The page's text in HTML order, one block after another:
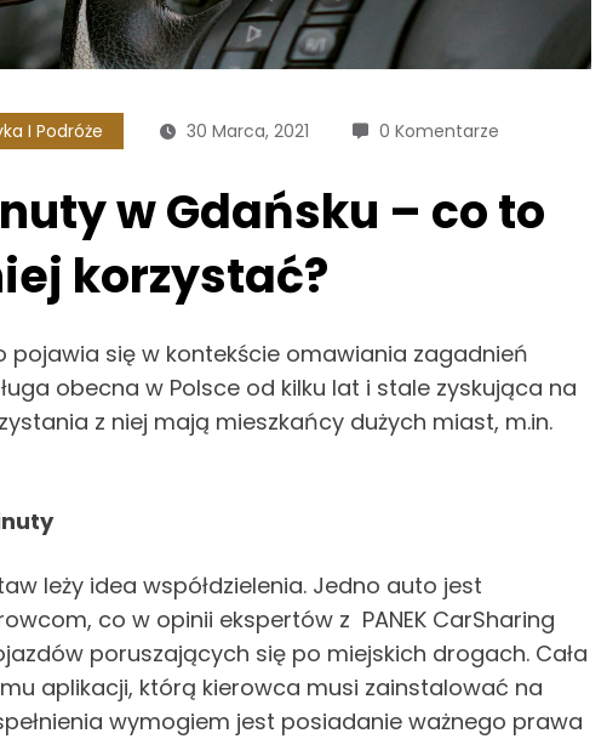
I Podróże 30 Marca, 2021 0 Komentarze
w Gdańsku – co to
korzystać?
pojawia się w kontekście omawiania zagadnień
obecna w Polsce od kilku lat i stale zyskująca na
z niej mają mieszkańcy dużych miast, m.in.
leży idea współdzielenia. Jedno auto jest
co w opinii ekspertów z PANEK CarSharing
poruszających się po miejskich drogach. Cała
aplikacji, którą kierowca musi zainstalować na
wymogiem jest posiadanie ważnego prawa